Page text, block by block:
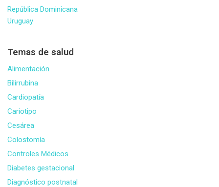
República Dominicana
Uruguay
Temas de salud
Alimentación
Bilirrubina
Cardiopatía
Cariotipo
Cesárea
Colostomía
Controles Médicos
Diabetes gestacional
Diagnóstico postnatal